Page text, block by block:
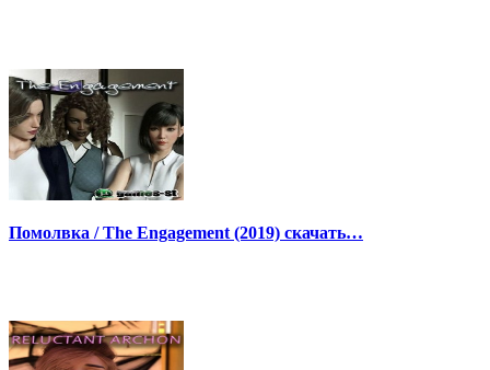
Помолвка / The Engagement (2019) скачать…